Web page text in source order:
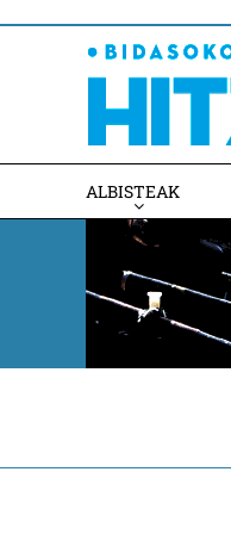
ALBISTEAK